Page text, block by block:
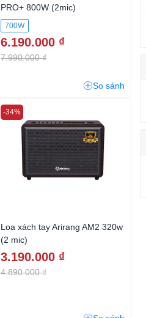
PRO+ 800W (2mic)
700W
6.190.000 ₫
7.990.000 ₫
So sánh
Loa xách tay Arirang AM2 320w
(2 mic)
3.190.000 ₫
4.890.000 ₫
-34%